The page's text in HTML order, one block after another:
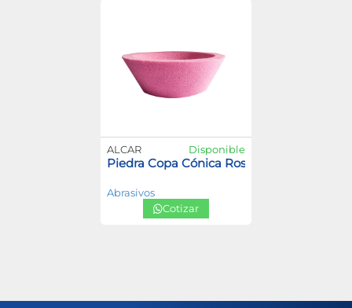
ALCAR Disponible
Piedra Copa Cónica Rosada: Grano 46 y
Abrasivos
Cotizar